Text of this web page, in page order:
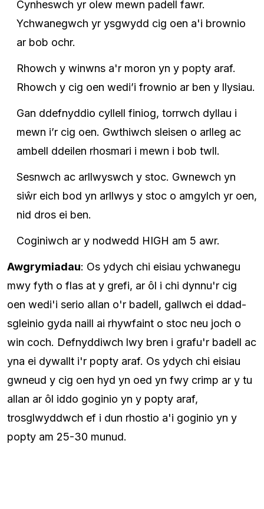
Cynheswch yr olew mewn padell fawr.
Ychwanegwch yr ysgwydd cig oen a'i brownio
ar bob ochr.
Rhowch y winwns a'r moron yn y popty araf.
Rhowch y cig oen wedi’i frownio ar ben y llysiau.
Gan ddefnyddio cyllell finiog, torrwch dyllau i
mewn i’r cig oen. Gwthiwch sleisen o arlleg ac
ambell ddeilen rhosmari i mewn i bob twll.
Sesnwch ac arllwyswch y stoc. Gwnewch yn
siŵr eich bod yn arllwys y stoc o amgylch yr oen,
nid dros ei ben.
Coginiwch ar y nodwedd HIGH am 5 awr.
Awgrymiadau: Os ydych chi eisiau ychwanegu
mwy fyth o flas at y grefi, ar ôl i chi dynnu'r cig
oen wedi'i serio allan o'r badell, gallwch ei ddad-
sgleinio gyda naill ai rhywfaint o stoc neu joch o
win coch. Defnyddiwch lwy bren i grafu'r badell ac
yna ei dywallt i'r popty araf. Os ydych chi eisiau
gwneud y cig oen hyd yn oed yn fwy crimp ar y tu
allan ar ôl iddo goginio yn y popty araf,
trosglwyddwch ef i dun rhostio a'i goginio yn y
popty am 25-30 munud.